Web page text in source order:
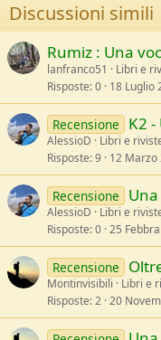
n
s
:
Discussioni simili
Rumiz : Una
lanfranco51
Libri e
Risposte 0 18 Luglio
Recensione K2
AlessioD
Libri e
Risposte 9 12 Marzo
Recensione
AlessioD
Libri e
Risposte 0 25
Recensione
Montinvisibili
Libri e
Risposte 2 20